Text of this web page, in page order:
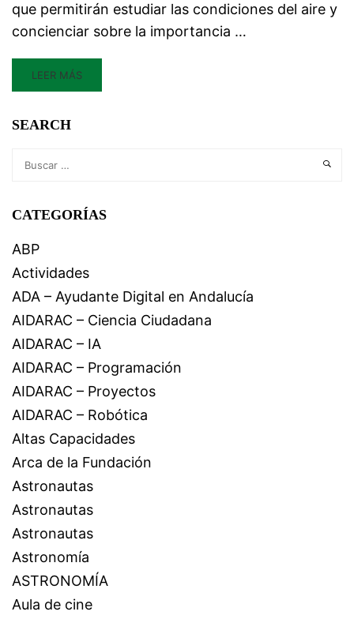
que permitirán estudiar las condiciones del aire y
concienciar sobre la importancia …
LEER MÁS
SEARCH
CATEGORÍAS
ABP
Actividades
ADA – Ayudante Digital en Andalucía
AIDARAC – Ciencia Ciudadana
AIDARAC – IA
AIDARAC – Programación
AIDARAC – Proyectos
AIDARAC – Robótica
Altas Capacidades
Arca de la Fundación
Astronautas
Astronautas
Astronautas
Astronomía
ASTRONOMÍA
Aula de cine